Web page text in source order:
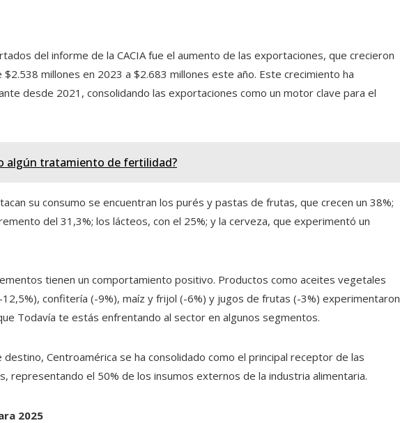
del informe de la CACIA fue el aumento de las exportaciones, que crecieron
millones en 2023 a $2.683 millones este año. Este crecimiento ha
desde 2021, consolidando las exportaciones como un motor clave para el
algún tratamiento de fertilidad?
su consumo se encuentran los purés y pastas de frutas, que crecen un 38%;
del 31,3%; los lácteos, con el 25%; y la cerveza, que experimentó un
tienen un comportamiento positivo. Productos como aceites vegetales
confitería (-9%), maíz y frijol (-6%) y jugos de frutas (-3%) experimentaron
Todavía te estás enfrentando al sector en algunos segmentos.
Centroamérica se ha consolidado como el principal receptor de las
representando el 50% de los insumos externos de la industria alimentaria.
2025